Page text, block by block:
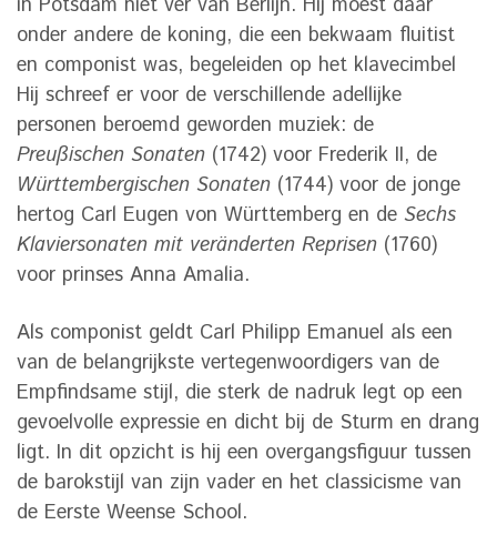
onder andere de koning, die een bekwaam fluitist
en componist was, begeleiden op het klavecimbel
Hij schreef er voor de verschillende adellijke
personen beroemd geworden muziek: de
Preußischen Sonaten (1742) voor Frederik II, de
Württembergischen Sonaten (1744) voor de jonge
hertog Carl Eugen von Württemberg en de Sechs
Klaviersonaten mit veränderten Reprisen (1760)
voor prinses Anna Amalia.
Als componist geldt Carl Philipp Emanuel als een
van de belangrijkste vertegenwoordigers van de
Empfindsame stijl, die sterk de nadruk legt op een
gevoelvolle expressie en dicht bij de Sturm en drang
ligt. In dit opzicht is hij een overgangsfiguur tussen
de barokstijl van zijn vader en het classicisme van
de Eerste Weense School.